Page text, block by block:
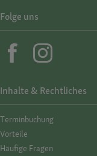
Inhalte & Rechtliches
Termin­buchung
Vorteile
Häufige Fragen
Folge uns